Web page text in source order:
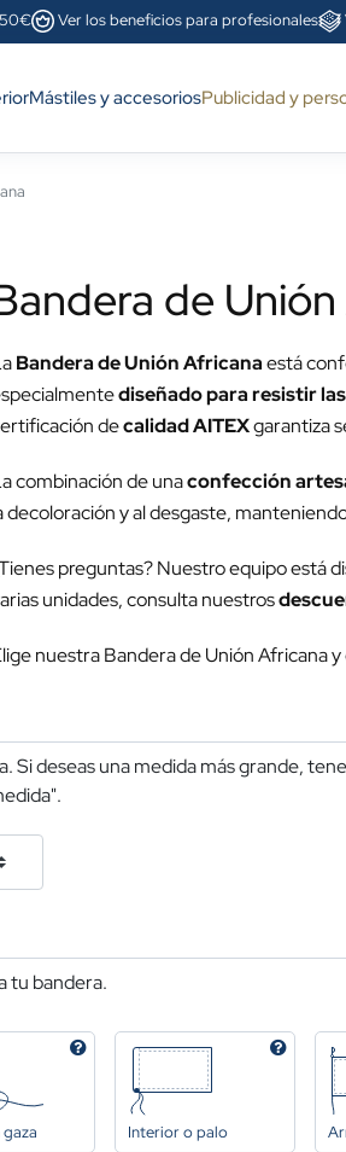
Ver los beneficios para profesionales
Mástiles y accesoriosPublicidad y
de
Bandera de Unión Africanaestá
diseñado para resistir
decalidad AITEXgarantiza
combinación de unaconfección
decoloración y al desgaste,
preguntas? Nuestro equipo está
unidades, consulta nuestros
nuestra Bandera de Unión Africana
Si deseas una medida más grande,
tu bandera.
Interior o palo